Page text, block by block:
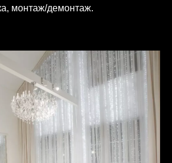
монтаж/демонтаж.